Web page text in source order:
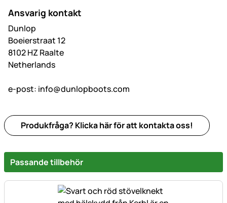
Ansvarig kontakt
Dunlop
Boeierstraat 12
8102 HZ Raalte
Netherlands
e-post: info@dunlopboots.com
Produkfråga? Klicka här för att kontakta oss!
Passande tillbehör